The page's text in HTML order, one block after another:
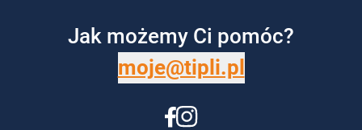
Jak możemy Ci pomóc?
moje@tipli.pl